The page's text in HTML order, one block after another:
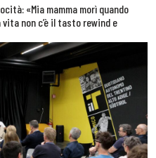
«Mia mamma morì quando
vita non c’è il tasto rewind e